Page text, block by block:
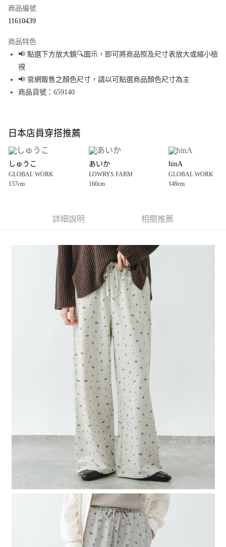
Apple Pay
街口支付
悠遊付
全盈+PAY
大哥付你分期
【大哥付你分期使用說明】
1.本服務由台灣大哥大提供，台灣大哥大用戶可立即使用無須另外申請。
2.付款方式選擇「大哥付你分期」，訂單成立後會自動跳轉到大哥付的交易
3.實際核准額度、可分期數及費用金額請依後續交易確認頁面所載為準。
4.訂單成立30分鐘內，如未前往確認交易或遇審核未通過，訂單將自動取
【繳款方式說明】
1.分期款項不併入電信帳單，「大哥付你分期」於每月結算日後寄送繳費提
2.透過簡訊連結打開帳單後，可選擇「超商條碼／台灣大直營門市／銀行轉
帳／街口支付／iPASS MONEY」等通路繳費。
1.本服務係由「台灣大哥大股份有限公司」（以下簡稱本公司）所提供，讓
用戶於交易時，得透過本服務購買商品或服務，並由商店將買賣／分期付款
買賣價金債權讓與本公司後，依約使用本公司帳單繳交帳款。
2.基於同意付款使用「大哥付你分期」之契約關係目的，商店將以您的個人
資料（包含姓名、電話或地址）提供予台灣大哥大進項蒐集、處理及利用，
由本公司與您本人進行分期帳單所需資料之確認、核對及更正。
3.完整用戶服務條款，請詳閱以下連結：
https://oppay.tw/userRule
AFTEE先享後付
３．安心：先確認商品／服務後，再付款。
【「AFTEE先享後付」結帳流程】
１．於結帳方式選擇「AFTEE先享後付」後，將跳轉至「AFTEE先享後付」
結帳頁面，進行簡訊認證並確認金額後，即可完成結帳。
２．訂單成立數日內，您將收到繳費通知簡訊。
３．收到繳費通知簡訊後14天內，點擊此簡訊中的連結，可透過四大超商／
ATM／網路銀行／等多元方式進行付款，方視為交易完成。
※ 請注意：結帳手續完成當下不需立刻繳費，但若您需要取消訂單，請聯絡
購買商品的店家。未經商家同意取消之訂單仍視為有效，需透過AFTEE先享
※ 交易是否成功請以「AFTEE先享後付 」之結帳頁面顯示為準，若有關於
是否繳費成功／繳費後需取消欲退款等相關疑問，請聯繫「AFTEE先享後付
https://netprotections.freshdesk.com/support/home
１．透過由恩沛科技股份有限公司提供之「AFTEE先享後付」服務完成之交
易，需依本服務之必要範圍內提供個人資料，並將交易相關給付款項請求債
權轉讓予恩沛科技股份有限公司。
２．關於個人資料處理事宜，請瀏覽以下網址：
https://aftee.tw/terms/#terms3
３．未成年的使用者請事先徵得法定代理人或監護人之同意方可使用
「AFTEE先享後付」，若未經同意申辦者引起之損失，本公司不負相關責
４．使用「AFTEE先享後付」時，將依據個別帳號之用戶狀況，依本公司即
時審查核予不同之上限額度；若仍有額度不足之情形，本公司將視審查結果
請求用戶進行身份認證。
５．嚴禁一人註冊多個帳號或使用他人資訊註冊。若發現惡意使用之情形，
恩沛科技股份有限公司將有權停止該用戶之使用額度並採取法律行動。
每筆NT$80，滿NT$888(含以上)免運費
付款後 全家取貨
每筆NT$80，滿NT$888(含以上)免運費
每筆NT$80，滿NT$1,500(含以上)免運費
每筆NT$80，滿NT$1,500(含以上)免運費
每筆NT$80，滿NT$1,500(含以上)免運費
商品編號
11610439
商品特色
📢 點選下方放大鏡🔍圖示，即可將商品照及尺寸表放大或縮小檢
視
📢 官網販售之顏色尺寸，請以可點選商品顏色尺寸為主
商品貨號：659140
日本店員穿搭推薦
しゅうこ
GLOBAL WORK
157cm
あいか
LOWRYS FARM
160cm
hinA
GLOBAL WORK
149cm
詳細說明 相關推薦